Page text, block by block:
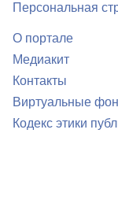
Персональная
О портале
Медиакит
Контакты
Виртуальные
Кодекс этики